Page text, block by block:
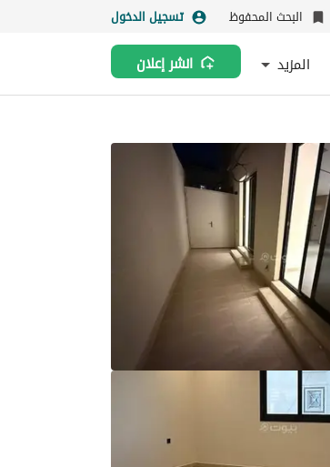
البحث المحفوظ تسجيل الدخول
المزيد انشر إعلان